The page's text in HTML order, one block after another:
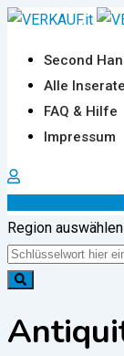
Zum
springen
Second
Alle Inserate
FAQ & Hilfe
Impressum
Region auswählen